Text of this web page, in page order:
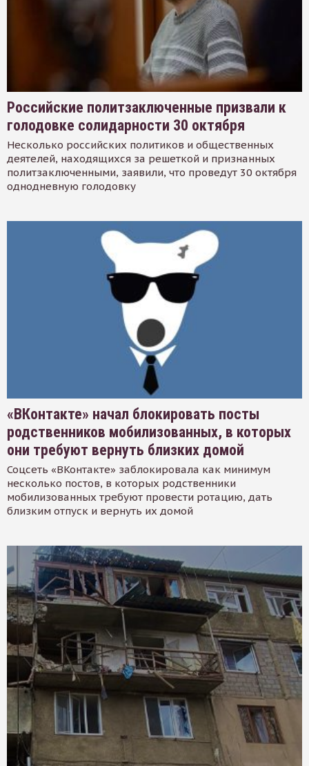
Российские политзаключенные призвали к
голодовке солидарности 30 октября
Несколько российских политиков и общественных
деятелей, находящихся за решеткой и признанных
политзаключенными, заявили, что проведут 30 октября
однодневную голодовку
«ВКонтакте» начал блокировать посты
родственников мобилизованных, в которых
они требуют вернуть близких домой
Соцсеть «ВКонтакте» заблокировала как минимум
несколько постов, в которых родственники
мобилизованных требуют провести ротацию, дать
близким отпуск и вернуть их домой